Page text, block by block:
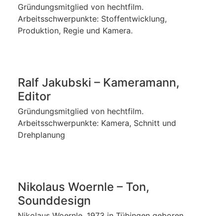
Gründungsmitglied von hechtfilm.
Arbeitsschwerpunkte: Stoffentwicklung,
Produktion, Regie und Kamera.
Ralf Jakubski – Kameramann,
Editor
Gründungsmitglied von hechtfilm.
Arbeitsschwerpunkte: Kamera, Schnitt und
Drehplanung
Nikolaus Woernle – Ton,
Sounddesign